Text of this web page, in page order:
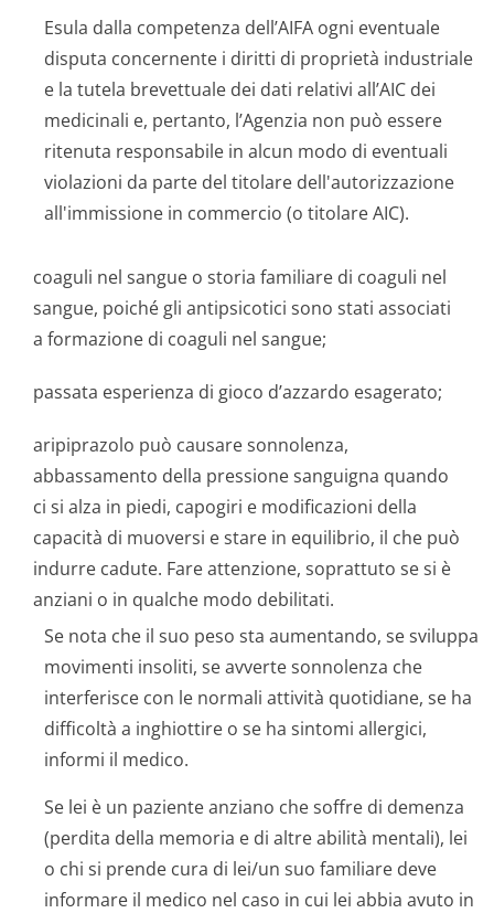
Esula dalla competenza dell’AIFA ogni eventuale
disputa concernente i diritti di proprietà industriale
e la tutela brevettuale dei dati relativi all’AIC dei
medicinali e, pertanto, l’Agenzia non può essere
ritenuta responsabile in alcun modo di eventuali
violazioni da parte del titolare dell'autorizzazione
all'immissione in commercio (o titolare AIC).
coaguli nel sangue o storia familiare di coaguli nel
sangue, poiché gli antipsicotici sono stati associati
a formazione di coaguli nel sangue;
passata esperienza di gioco d’azzardo esagerato;
aripiprazolo può causare sonnolenza,
abbassamento della pressione sanguigna quando
ci si alza in piedi, capogiri e modificazioni della
capacità di muoversi e stare in equilibrio, il che può
indurre cadute. Fare attenzione, soprattuto se si è
anziani o in qualche modo debilitati.
Se nota che il suo peso sta aumentando, se sviluppa
movimenti insoliti, se avverte sonnolenza che
interferisce con le normali attività quotidiane, se ha
difficoltà a inghiottire o se ha sintomi allergici,
informi il medico.
Se lei è un paziente anziano che soffre di demenza
(perdita della memoria e di altre abilità mentali), lei
o chi si prende cura di lei/un suo familiare deve
informare il medico nel caso in cui lei abbia avuto in